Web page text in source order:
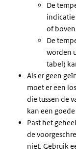
De
indicatie
of boven
De
worden
tabel)
Als er geen
moet er een
die tussen de
kan een
Past het
de
niet. Gebruik